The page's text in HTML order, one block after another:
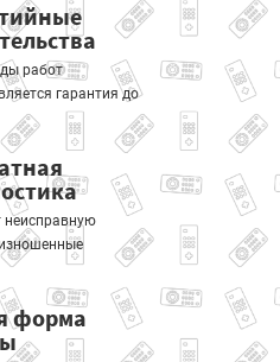
работ
гарантия до
неисправную
форма